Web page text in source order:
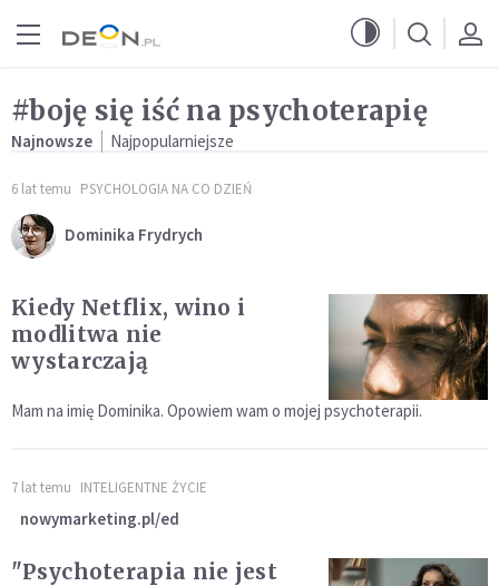
#boję się iść na psychoterapię
Najnowsze Najpopularniejsze
6 lat temu PSYCHOLOGIA NA CO DZIEŃ
Dominika Frydrych
Kiedy Netflix, wino i
modlitwa nie
wystarczają
Mam na imię Dominika. Opowiem wam o mojej psychoterapii.
7 lat temu INTELIGENTNE ŻYCIE
nowymarketing.pl/ed
"Psychoterapia nie jest